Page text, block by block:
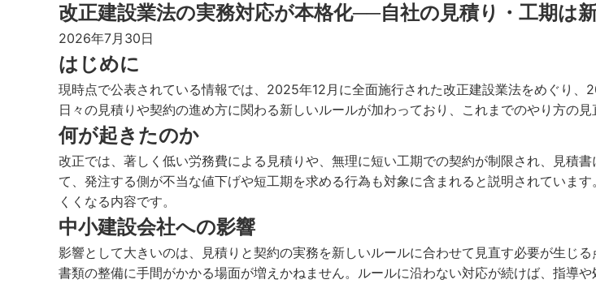
改正建設業法の実務対応が本格化──自社の見積り・工期は
2026年7月30日
はじめに
現時点で公表されている情報では、2025年12月に全面施行された改正建設業法をめぐり、
日々の見積りや契約の進め方に関わる新しいルールが加わっており、これまでのやり方の見
何が起きたのか
改正では、著しく低い労務費による見積りや、無理に短い工期での契約が制限され、見積
て、発注する側が不当な値下げや短工期を求める行為も対象に含まれると説明されていま
くくなる内容です。
中小建設会社への影響
影響として大きいのは、見積りと契約の実務を新しいルールに合わせて見直す必要が生じ
書類の整備に手間がかかる場面が増えかねません。ルールに沿わない対応が続けば、指導